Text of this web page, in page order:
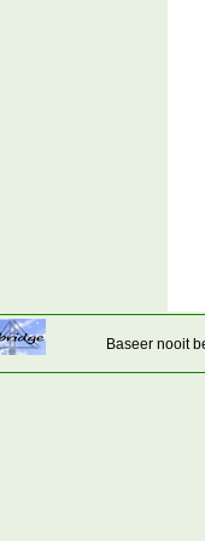
Baseer nooit